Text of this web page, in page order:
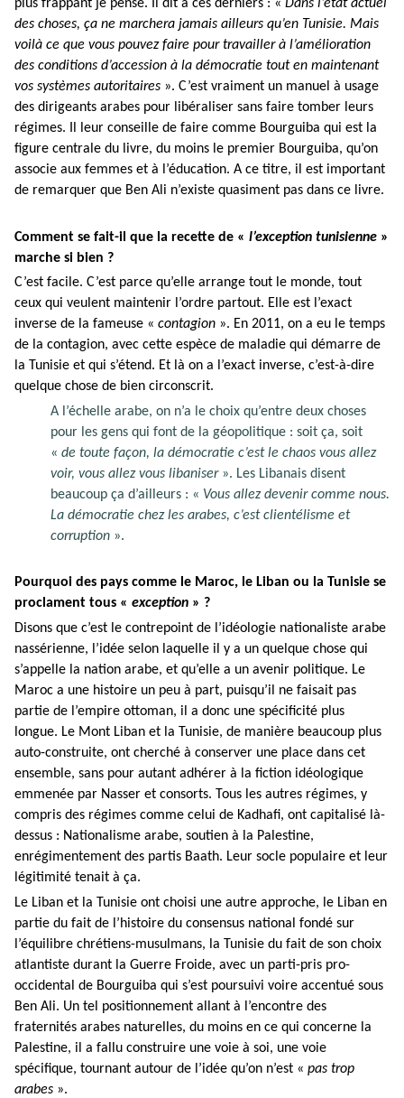
plus frappant je pense. Il dit à ces derniers : « Dans l’état actuel
des choses, ça ne marchera jamais ailleurs qu’en Tunisie. Mais
voilà ce que vous pouvez faire pour travailler à l’amélioration
des conditions d’accession à la démocratie tout en maintenant
vos systèmes autoritaires ». C’est vraiment un manuel à usage
des dirigeants arabes pour libéraliser sans faire tomber leurs
régimes. Il leur conseille de faire comme Bourguiba qui est la
figure centrale du livre, du moins le premier Bourguiba, qu’on
associe aux femmes et à l’éducation. A ce titre, il est important
de remarquer que Ben Ali n’existe quasiment pas dans ce livre.
Comment se fait-il que la recette de « l’exception tunisienne »
marche si bien ?
C’est facile. C’est parce qu’elle arrange tout le monde, tout
ceux qui veulent maintenir l’ordre partout. Elle est l’exact
inverse de la fameuse « contagion ». En 2011, on a eu le temps
de la contagion, avec cette espèce de maladie qui démarre de
la Tunisie et qui s’étend. Et là on a l’exact inverse, c’est-à-dire
quelque chose de bien circonscrit.
A l’échelle arabe, on n’a le choix qu’entre deux choses
pour les gens qui font de la géopolitique : soit ça, soit
« de toute façon, la démocratie c’est le chaos vous allez
voir, vous allez vous libaniser». Les Libanais disent
beaucoup ça d’ailleurs : « Vous allez devenir comme nous.
La démocratie chez les arabes, c’est clientélisme et
corruption ».
Pourquoi des pays comme le Maroc, le Liban ou la Tunisie se
proclament tous « exception » ?
Disons que c’est le contrepoint de l’idéologie nationaliste arabe
nassérienne, l’idée selon laquelle il y a un quelque chose qui
s’appelle la nation arabe, et qu’elle a un avenir politique. Le
Maroc a une histoire un peu à part, puisqu’il ne faisait pas
partie de l’empire ottoman, il a donc une spécificité plus
longue. Le Mont Liban et la Tunisie, de manière beaucoup plus
auto-construite, ont cherché à conserver une place dans cet
ensemble, sans pour autant adhérer à la fiction idéologique
emmenée par Nasser et consorts. Tous les autres régimes, y
compris des régimes comme celui de Kadhafi, ont capitalisé là-
dessus : Nationalisme arabe, soutien à la Palestine,
enrégimentement des partis Baath. Leur socle populaire et leur
légitimité tenait à ça.
Le Liban et la Tunisie ont choisi une autre approche, le Liban en
partie du fait de l’histoire du consensus national fondé sur
l’équilibre chrétiens-musulmans, la Tunisie du fait de son choix
atlantiste durant la Guerre Froide, avec un parti-pris pro-
occidental de Bourguiba qui s’est poursuivi voire accentué sous
Ben Ali. Un tel positionnement allant à l’encontre des
fraternités arabes naturelles, du moins en ce qui concerne la
Palestine, il a fallu construire une voie à soi, une voie
spécifique, tournant autour de l’idée qu’on n’est « pas trop
arabes ».